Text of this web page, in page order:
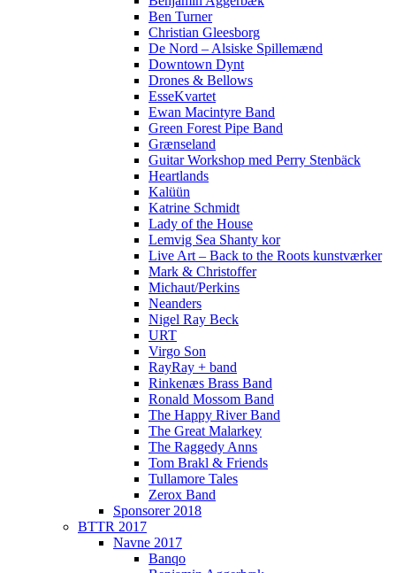
Ben Turner
Christian Gleesborg
De Nord – Alsiske Spillemænd
Downtown Dynt
Drones & Bellows
EsseKvartet
Ewan Macintyre Band
Green Forest Pipe Band
Grænseland
Guitar Workshop med Perry Stenbäck
Heartlands
Kalüün
Katrine Schmidt
Lady of the House
Lemvig Sea Shanty kor
Live Art – Back to the Roots kunstværker
Mark & Christoffer
Michaut/Perkins
Neanders
Nigel Ray Beck
URT
Virgo Son
RayRay + band
Rinkenæs Brass Band
Ronald Mossom Band
The Happy River Band
The Great Malarkey
The Raggedy Anns
Tom Brakl & Friends
Tullamore Tales
Zerox Band
Sponsorer 2018
BTTR 2017
Navne 2017
Banqo